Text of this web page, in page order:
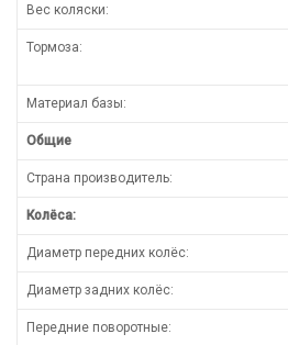
Вес коляски:
Тормоза:
Материал базы:
Общие
Страна производитель:
Колёса:
Диаметр передних колёс:
Диаметр задних колёс:
Передние поворотные: